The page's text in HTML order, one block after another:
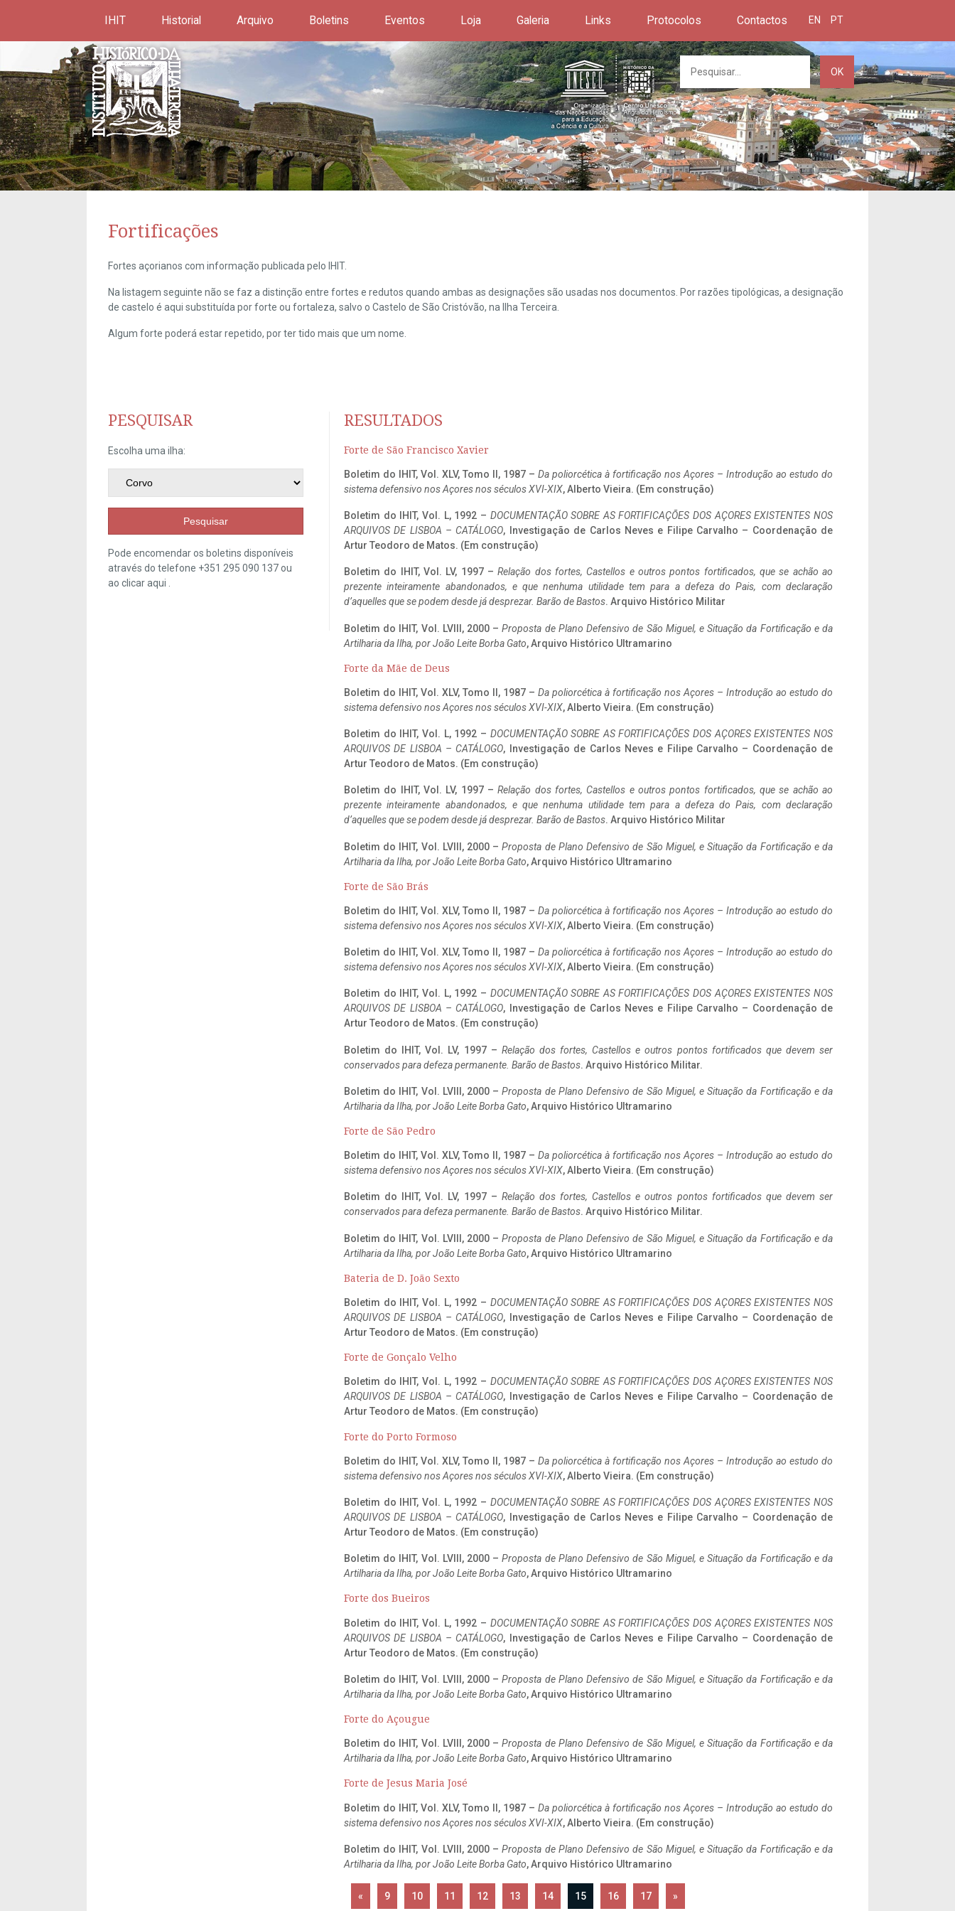
IHIT Historial Arquivo Boletins Eventos Loja Galeria Links Protocolos Contactos EN PT
OK
Fortificações
Fortes açorianos com informação publicada pelo IHIT.
Na listagem seguinte não se faz a distinção entre fortes e redutos quando ambas as designações são usadas nos documentos. Por razões tipológicas, a designação
de castelo é aqui substituída por forte ou fortaleza, salvo o Castelo de São Cristóvão, na Ilha Terceira.
Algum forte poderá estar repetido, por ter tido mais que um nome.
PESQUISAR
Escolha uma ilha:
Pesquisar
Pode encomendar os boletins disponíveis
através do telefone +351 295 090 137 ou
ao clicaraqui
RESULTADOS
Forte de São Francisco Xavier
Boletim do IHIT, Vol. XLV, Tomo II, 1987 – Da poliorcética à fortificação nos Açores – Introdução ao estudo do
sistema defensivo nos Açores nos séculos XVI-XIX, Alberto Vieira. (Em construção)
Boletim do IHIT, Vol. L, 1992 – DOCUMENTAÇÃO SOBRE AS FORTIFICAÇÕES DOS AÇORES EXISTENTES NOS
ARQUIVOS DE LISBOA – CATÁLOGO, Investigação de Carlos Neves e Filipe Carvalho – Coordenação de
Artur Teodoro de Matos. (Em construção)
Boletim do IHIT, Vol. LV, 1997 –Relação dos fortes, Castellos e outros pontos fortificados, que se achão ao
prezente inteiramente abandonados, e que nenhuma utilidade tem para a defeza do Pais, com declaração
d’aquelles que se podem desde já desprezar. Barão de Bastos. Arquivo Histórico Militar
Boletim do IHIT, Vol. LVIII, 2000 –Proposta de Plano Defensivo de São Miguel, e Situação da Fortificação e da
Artilharia da Ilha, por João Leite Borba Gato, Arquivo Histórico Ultramarino
Forte da Mãe de Deus
Boletim do IHIT, Vol. XLV, Tomo II, 1987 – Da poliorcética à fortificação nos Açores – Introdução ao estudo do
sistema defensivo nos Açores nos séculos XVI-XIX, Alberto Vieira. (Em construção)
Boletim do IHIT, Vol. L, 1992 – DOCUMENTAÇÃO SOBRE AS FORTIFICAÇÕES DOS AÇORES EXISTENTES NOS
ARQUIVOS DE LISBOA – CATÁLOGO, Investigação de Carlos Neves e Filipe Carvalho – Coordenação de
Artur Teodoro de Matos. (Em construção)
Boletim do IHIT, Vol. LV, 1997 –Relação dos fortes, Castellos e outros pontos fortificados, que se achão ao
prezente inteiramente abandonados, e que nenhuma utilidade tem para a defeza do Pais, com declaração
d’aquelles que se podem desde já desprezar. Barão de Bastos. Arquivo Histórico Militar
Boletim do IHIT, Vol. LVIII, 2000 –Proposta de Plano Defensivo de São Miguel, e Situação da Fortificação e da
Artilharia da Ilha, por João Leite Borba Gato, Arquivo Histórico Ultramarino
Forte de São Brás
Boletim do IHIT, Vol. XLV, Tomo II, 1987 – Da poliorcética à fortificação nos Açores – Introdução ao estudo do
sistema defensivo nos Açores nos séculos XVI-XIX, Alberto Vieira. (Em construção)
Boletim do IHIT, Vol. XLV, Tomo II, 1987 – Da poliorcética à fortificação nos Açores – Introdução ao estudo do
sistema defensivo nos Açores nos séculos XVI-XIX, Alberto Vieira. (Em construção)
Boletim do IHIT, Vol. L, 1992 – DOCUMENTAÇÃO SOBRE AS FORTIFICAÇÕES DOS AÇORES EXISTENTES NOS
ARQUIVOS DE LISBOA – CATÁLOGO, Investigação de Carlos Neves e Filipe Carvalho – Coordenação de
Artur Teodoro de Matos. (Em construção)
Boletim do IHIT, Vol. LV, 1997 – Relação dos fortes, Castellos e outros pontos fortificados que devem ser
conservados para defeza permanente. Barão de Bastos. Arquivo Histórico Militar.
Boletim do IHIT, Vol. LVIII, 2000 –Proposta de Plano Defensivo de São Miguel, e Situação da Fortificação e da
Artilharia da Ilha, por João Leite Borba Gato, Arquivo Histórico Ultramarino
Forte de São Pedro
Boletim do IHIT, Vol. XLV, Tomo II, 1987 – Da poliorcética à fortificação nos Açores – Introdução ao estudo do
sistema defensivo nos Açores nos séculos XVI-XIX, Alberto Vieira. (Em construção)
Boletim do IHIT, Vol. LV, 1997 – Relação dos fortes, Castellos e outros pontos fortificados que devem ser
conservados para defeza permanente. Barão de Bastos. Arquivo Histórico Militar.
Boletim do IHIT, Vol. LVIII, 2000 –Proposta de Plano Defensivo de São Miguel, e Situação da Fortificação e da
Artilharia da Ilha, por João Leite Borba Gato, Arquivo Histórico Ultramarino
Bateria de D. João Sexto
Boletim do IHIT, Vol. L, 1992 – DOCUMENTAÇÃO SOBRE AS FORTIFICAÇÕES DOS AÇORES EXISTENTES NOS
ARQUIVOS DE LISBOA – CATÁLOGO, Investigação de Carlos Neves e Filipe Carvalho – Coordenação de
Artur Teodoro de Matos. (Em construção)
Forte de Gonçalo Velho
Boletim do IHIT, Vol. L, 1992 – DOCUMENTAÇÃO SOBRE AS FORTIFICAÇÕES DOS AÇORES EXISTENTES NOS
ARQUIVOS DE LISBOA – CATÁLOGO, Investigação de Carlos Neves e Filipe Carvalho – Coordenação de
Artur Teodoro de Matos. (Em construção)
Forte do Porto Formoso
Boletim do IHIT, Vol. XLV, Tomo II, 1987 – Da poliorcética à fortificação nos Açores – Introdução ao estudo do
sistema defensivo nos Açores nos séculos XVI-XIX, Alberto Vieira. (Em construção)
Boletim do IHIT, Vol. L, 1992 – DOCUMENTAÇÃO SOBRE AS FORTIFICAÇÕES DOS AÇORES EXISTENTES NOS
ARQUIVOS DE LISBOA – CATÁLOGO, Investigação de Carlos Neves e Filipe Carvalho – Coordenação de
Artur Teodoro de Matos. (Em construção)
Boletim do IHIT, Vol. LVIII, 2000 –Proposta de Plano Defensivo de São Miguel, e Situação da Fortificação e da
Artilharia da Ilha, por João Leite Borba Gato, Arquivo Histórico Ultramarino
Forte dos Bueiros
Boletim do IHIT, Vol. L, 1992 – DOCUMENTAÇÃO SOBRE AS FORTIFICAÇÕES DOS AÇORES EXISTENTES NOS
ARQUIVOS DE LISBOA – CATÁLOGO, Investigação de Carlos Neves e Filipe Carvalho – Coordenação de
Artur Teodoro de Matos. (Em construção)
Boletim do IHIT, Vol. LVIII, 2000 –Proposta de Plano Defensivo de São Miguel, e Situação da Fortificação e da
Artilharia da Ilha, por João Leite Borba Gato, Arquivo Histórico Ultramarino
Forte do Açougue
Boletim do IHIT, Vol. LVIII, 2000 –Proposta de Plano Defensivo de São Miguel, e Situação da Fortificação e da
Artilharia da Ilha, por João Leite Borba Gato, Arquivo Histórico Ultramarino
Forte de Jesus Maria José
Boletim do IHIT, Vol. XLV, Tomo II, 1987 – Da poliorcética à fortificação nos Açores – Introdução ao estudo do
sistema defensivo nos Açores nos séculos XVI-XIX, Alberto Vieira. (Em construção)
Boletim do IHIT, Vol. LVIII, 2000 –Proposta de Plano Defensivo de São Miguel, e Situação da Fortificação e da
Artilharia da Ilha, por João Leite Borba Gato, Arquivo Histórico Ultramarino
« 9 10 11 12 13 14 15 16 17 »